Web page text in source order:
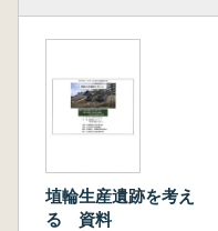
埴輪生産遺跡を考え
る 資料